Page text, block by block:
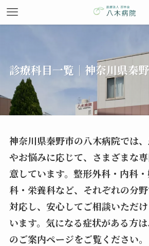
診療科目一覧｜神奈川県秦
神奈川県秦野市の八木病院では
やお悩みに応じて、さまざまな
意しています。整形外科・内科
科・栄養科など、それぞれの分
対応し、安心してご相談いただ
います。気になる症状がある方
のご案内ページをご覧ください。